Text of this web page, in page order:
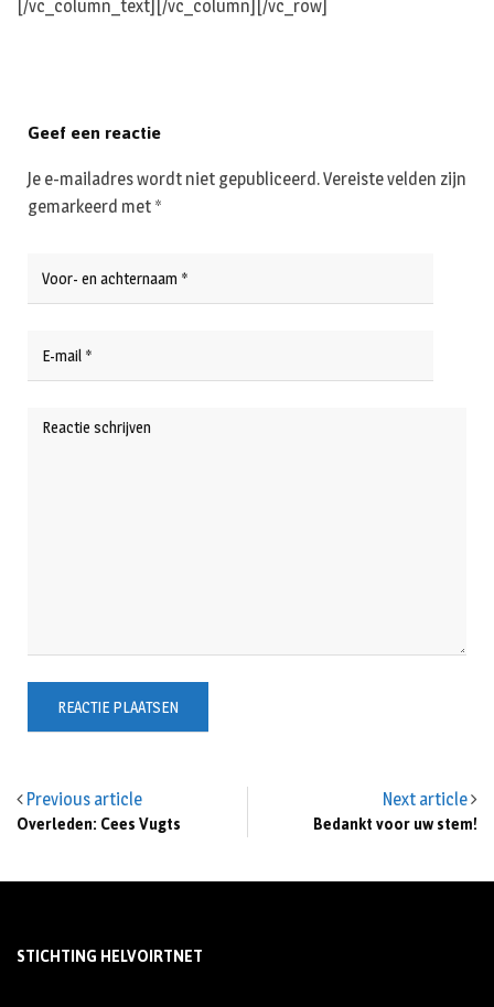
[/vc_column_text][/vc_column][/vc_row]
Previous article
Overleden: Cees Vugts
Next article
Bedankt voor uw stem!
Geef een reactie
Je e-mailadres wordt niet gepubliceerd.Vereiste velden zijn
gemarkeerd met *
STICHTING HELVOIRTNET